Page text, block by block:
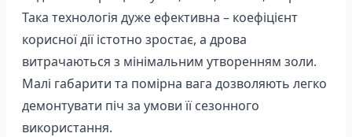
Така технологія дуже ефективна – коефіцієнт
корисної дії істотно зростає, а дрова
витрачаються з мінімальним утворенням золи.
Малі габарити та помірна вага дозволяють легко
демонтувати піч за умови її сезонного
використання.